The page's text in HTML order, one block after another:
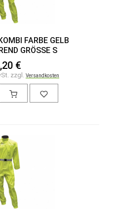
FARBE GELB
GRÖSSE S
€
zzgl. Versandkosten